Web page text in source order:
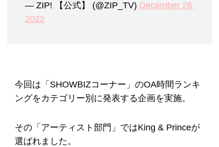
— ZIP! 【公式】 (@ZIP_TV) December 26,
2022
今回は「SHOWBIZコーナー」のOA時間ランキ
ングをカテゴリー別に発表する企画を実施。
その「アーティスト部門」ではKing & Princeが
選ばれました。